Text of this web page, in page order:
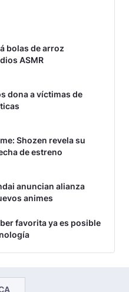
bolas de arroz
ASMR
dona a víctimas de
Shozen revela su
de estreno
anuncian alianza
animes
favorita ya es posible